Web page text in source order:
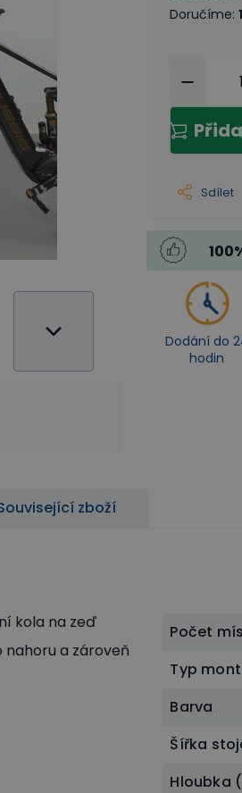
Doručíme:
Sdílet
100
Dodání do
hodin
zboží
kola na zeď
a zároveň
Počet
Typ
Barva
Šířka
Hloubka